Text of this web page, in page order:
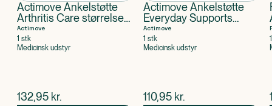
Actimove Ankelstøtte
Arthritis Care størrelse
M
Actimove
1 stk
Medicinsk udstyr
$nuværende pris
132,95 kr.
Actimove Ankelstøtte
Everyday Supports
størrelse L
Actimove
1 stk
Medicinsk udstyr
$nuværende pris
110,95 kr.